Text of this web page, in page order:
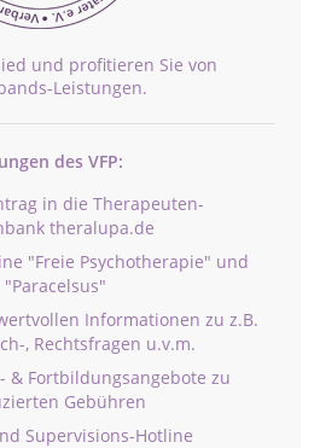
und profitieren Sie von
Leistungen.
des VFP:
in die Therapeuten-
theralupa.de
"Freie Psychotherapie" und
"Paracelsus"
Informationen zu z.B.
, Rechtsfragen u.v.m.
& Fortbildungsangebote zu
Gebühren
Supervisions-Hotline